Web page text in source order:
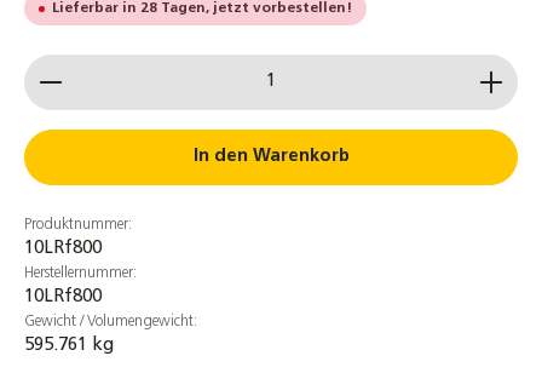
Lieferbar in 28 Tagen, jetzt vorbestellen!
Produkt Anzahl: Gib den gewünschten Wert ein
In den Warenkorb
Produktnummer:
10LRf800
Herstellernummer:
10LRf800
Gewicht / Volumengewicht:
595.761 kg